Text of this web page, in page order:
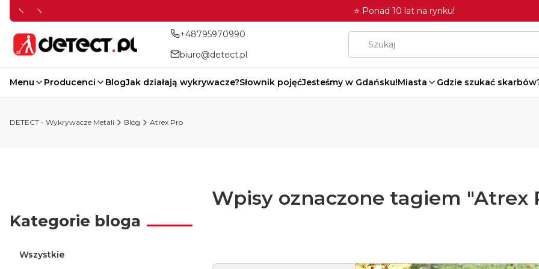
⭐ Ponad 10 lat na rynku!
+48795970990
biuro@detect.pl
Menu Producenci BlogJak działają wykrywacze?Słownik pojęćJesteśmy w Gdańsku!Miasta Gdzie szukać
DETECT - Wykrywacze Metali Blog Atrex Pro
Kategorie bloga
Wszystkie
Wpisy oznaczone tagiem "Atrex